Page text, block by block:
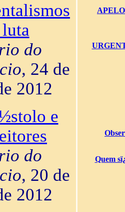
do
, 24 de
2012
e
do
, 20 de
2012
Quem